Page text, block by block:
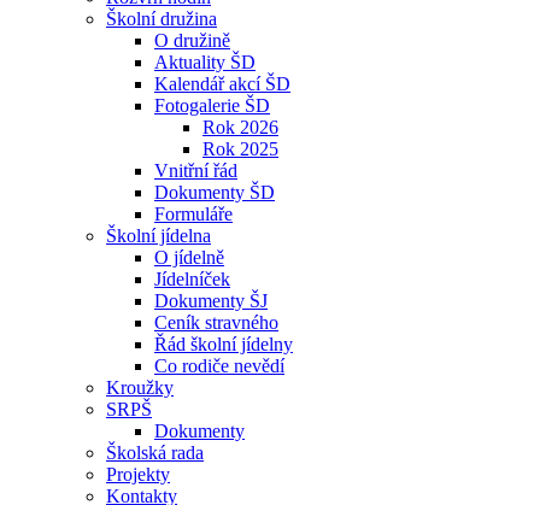
Školní družina
O družině
Aktuality ŠD
Kalendář akcí ŠD
Fotogalerie ŠD
Rok 2026
Rok 2025
Vnitřní řád
Dokumenty ŠD
Formuláře
Školní jídelna
O jídelně
Jídelníček
Dokumenty ŠJ
Ceník stravného
Řád školní jídelny
Co rodiče nevědí
Kroužky
SRPŠ
Dokumenty
Školská rada
Projekty
Kontakty